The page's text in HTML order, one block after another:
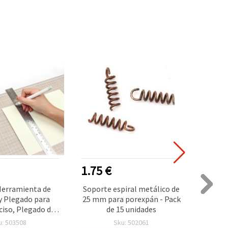
de
Plegado para
Plegado de
de
503508
1.75 €
Soporte espiral metálico de
25 mm para porexpán - Pack
de 15 unidades
Sku: 502061
3.10